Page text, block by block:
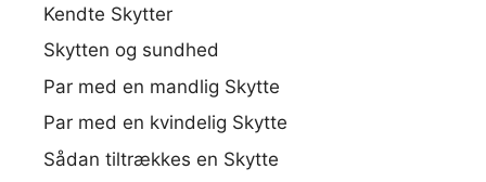
Kendte Skytter
Skytten og sundhed
Par med en mandlig Skytte
Par med en kvindelig Skytte
Sådan tiltrækkes en Skytte